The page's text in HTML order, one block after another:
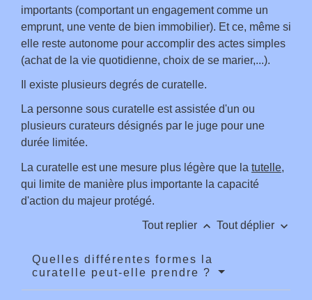
importants (comportant un engagement comme un
emprunt, une vente de bien immobilier). Et ce, même si
elle reste autonome pour accomplir des actes simples
(achat de la vie quotidienne, choix de se marier,...).
Il existe plusieurs degrés de curatelle.
La personne sous curatelle est assistée d'un ou
plusieurs curateurs désignés par le juge pour une
durée limitée.
La curatelle est une mesure plus légère que la tutelle,
qui limite de manière plus importante la capacité
d'action du majeur protégé.
Tout replier keyboard_arrow_up Tout déplier keyboard_arrow_down
Quelles différentes formes la
curatelle peut-elle prendre ?